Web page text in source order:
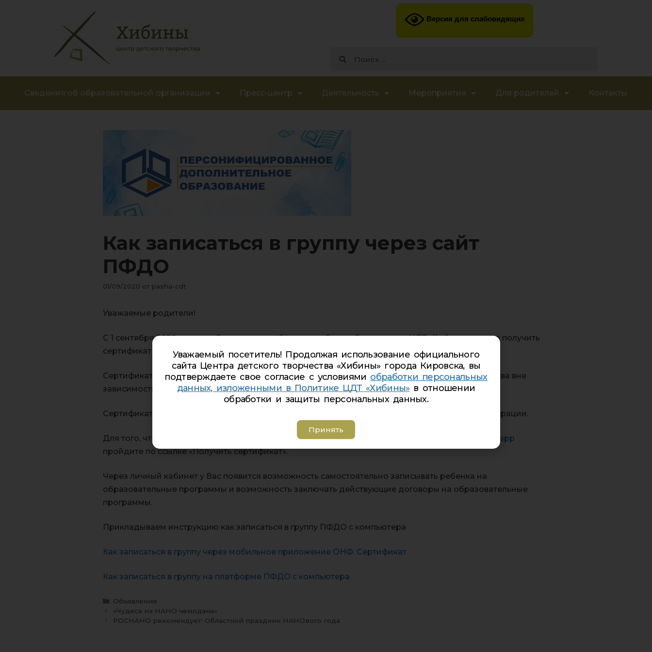
Версия для слабовидящих
Сведения об образовательной организации Пресс-центр Деятельность Мероприятия Для родителей Контакты
Как записаться в группу через сайт
ПФДО
01/09/2020 от pasha-cdt
Уважаемые родители!
С 1 сентября 2020 года, чтобы записать ребёнка в учебные объединение ЦДТ «Хибины», нужно получить
сертификат дополнительного образования.
Сертификат – это Ваша возможность получить дополнительное образование за счет государства вне
зависимости от того, где захочет обучаться Ваш ребенок.
Сертификат в электронном виде — это номер, который присваивается ребёнку во время регистрации.
Для того, чтобы получить сертификат дополнительного образования на сайте
https://51.pfdo.ru/app
пройдите по ссылке «Получить сертификат».
Через личный кабинет у Вас появится возможность самостоятельно записывать ребенка на
образовательные программы и возможность заключать действующие договоры на образовательные
программы.
Прикладываем инструкцию как записаться в группу ПФДО с компьютера
Как записаться в группу через мобильное приложение ОНФ. Сертификат
Как записаться в группу на платформе ПФДО с компьютера
Объявления
«Чудеса из НАНО чемодана»
РОСНАНО рекомендует: Областной праздник НАНОвого года
Уважаемый посетитель! Продолжая использование официального
сайта Центра детского творчества «Хибины» города Кировска, вы
подтверждаете свое согласие с условиями обработки персональных
данных, изложенными в Политике ЦДТ «Хибины» в отношении
обработки и защиты персональных данных.
Принять